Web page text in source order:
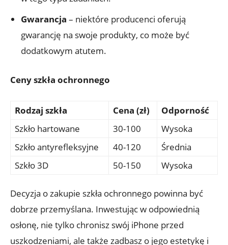
Gwarancja – niektóre producenci oferują ​
gwarancję na swoje⁢ produkty, ​co może być
⁣dodatkowym atutem.
Ceny⁢ szkła ochronnego
Rodzaj szkła Cena (zł)
Odporność
Szkło hartowane
30-100
Wysoka
Szkło antyrefleksyjne
40-120
Średnia
Szkło⁤ 3D
50-150 Wysoka
Decyzja o zakupie ⁤szkła ochronnego⁤ powinna być
dobrze przemyślana. Inwestując w​ odpowiednią
osłonę, nie​ tylko chronisz ⁤swój iPhone ⁤przed
uszkodzeniami, ‍ale także ‌zadbasz o jego‍ estetykę i⁢